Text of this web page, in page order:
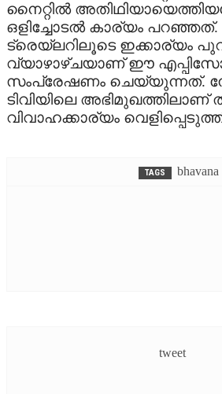
UPCOMING
VIDEO
നൈറ്റില്‍
ഒളിച്ചോടല്‍ കാര്യം
ട്രെയ്‌ലറിലൂടെ ഇക്കാര്യം
വ്യാഴാഴ്ചയാണ് ഈ
സംപ്രേഷണം ചെയ്യുന്നത്.
ടിവിയിലെ അഭിമുഖത്തിലാണ്
വിവാഹക്കാര്യം
TAGS bhavana
tweet